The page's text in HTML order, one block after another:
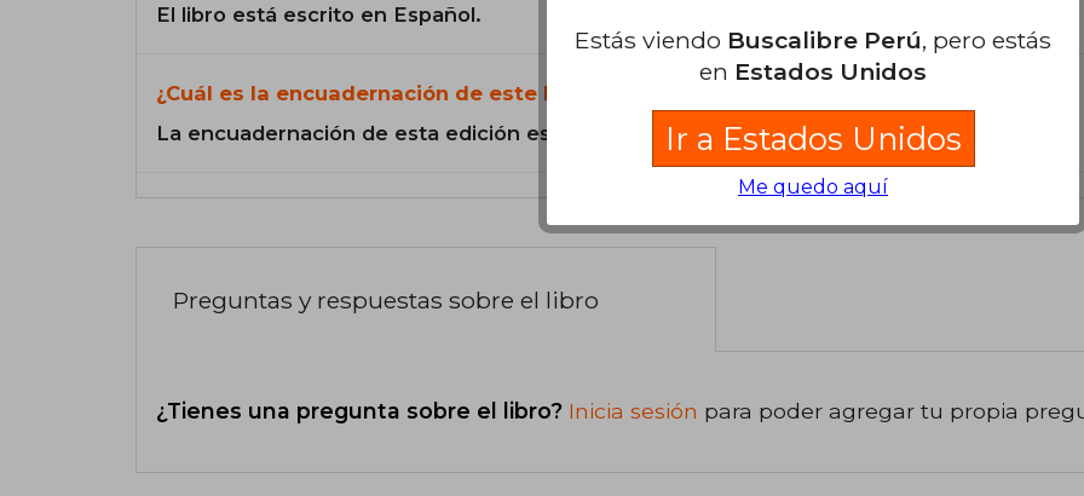
El libro está escrito en Español.
¿Cuál es la encuadernación de este libro?
La encuadernación de esta edición es Tapa Blanda.
Preguntas y respuestas sobre el libro
¿Tienes una pregunta sobre el libro? Inicia sesión para poder agregar tu propia
Estás viendo Buscalibre Perú, pero estás
en Estados Unidos
Ir a Estados Unidos
Me quedo aquí